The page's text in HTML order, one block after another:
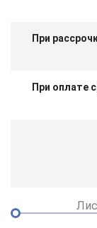
При
При оплате